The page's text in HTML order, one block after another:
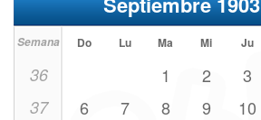
Semana Do Lu Ma Mi Ju
36 1 2 3
37 6 7 8 9 10